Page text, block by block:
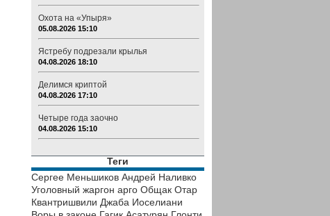
Охота на «Упыря»
05.08.2026 15:10
Ястребу подрезали крылья
04.08.2026 18:10
Делимся криптой
04.08.2026 17:10
Четыре года заочно
04.08.2026 15:10
Теги
Сергее Меньшиков Андрей Наливко
Уголовный жаргон арго Общак Отар
Квантришвили Джаба Иоселиани